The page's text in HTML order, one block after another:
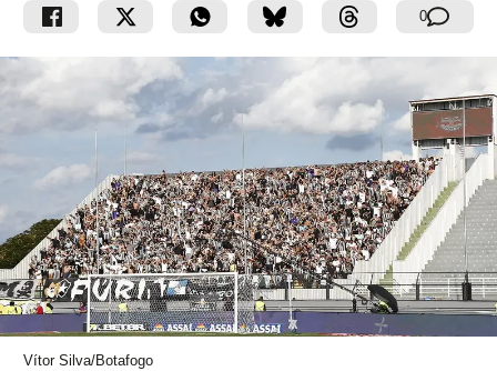
0
Vítor Silva/Botafogo